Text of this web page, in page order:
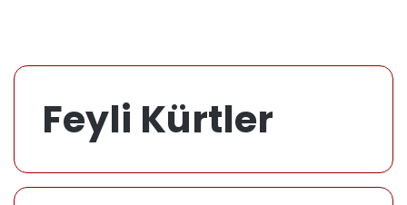
Feyli Kürtler